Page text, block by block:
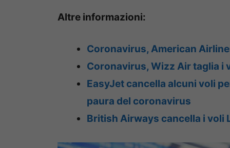
Altre informazioni:
Coronavirus, American
Coronavirus, Wizz Air taglia i
EasyJet cancella alcuni voli
paura del coronavirus
British Airways cancella i voli